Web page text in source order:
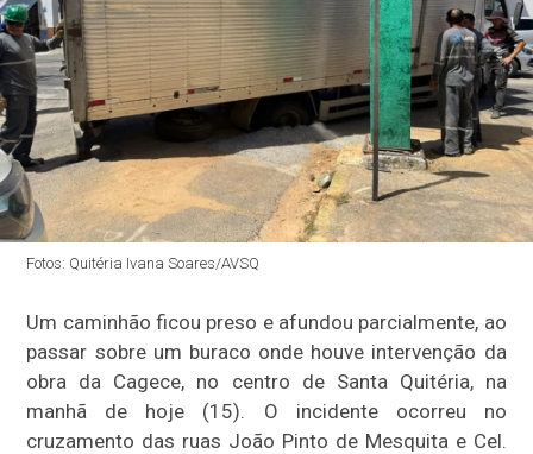
Fotos: Quitéria Ivana Soares/AVSQ
Um caminhão ficou preso e afundou parcialmente, ao
passar sobre um buraco onde houve intervenção da
obra da Cagece, no centro de Santa Quitéria, na
manhã de hoje (15). O incidente ocorreu no
cruzamento das ruas João Pinto de Mesquita e Cel.